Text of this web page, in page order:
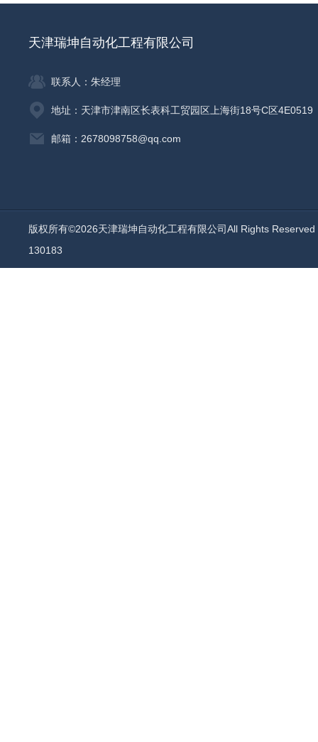
天津瑞坤自动化工程有限公司
联系人：朱经理
地址：天津市津南区长表科工贸园区上海街18号C区4E0519
邮箱：2678098758@qq.com
版权所有©2026天津瑞坤自动化工程有限公司All Rights
130183